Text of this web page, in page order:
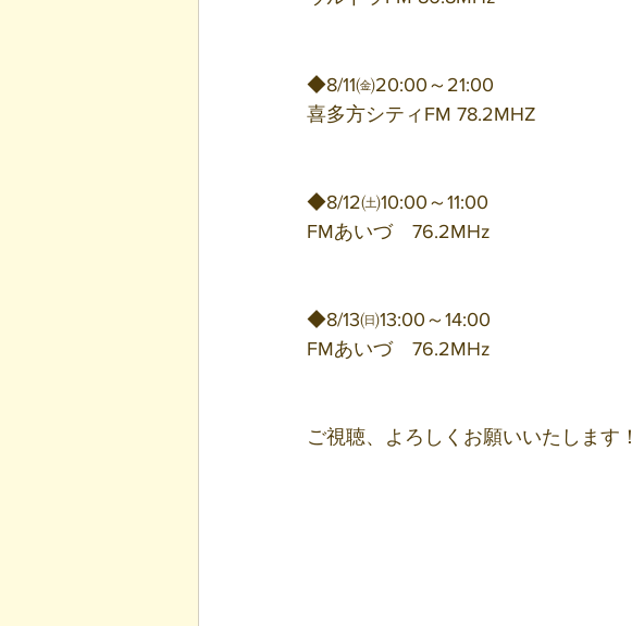
◆8/11㈮20:00～21:00
喜多方シティFM 78.2MHZ
◆8/12㈯10:00～11:00
FMあいづ　76.2MHz
◆8/13㈰13:00～14:00
FMあいづ　76.2MHz
ご視聴、よろしくお願いいたします！